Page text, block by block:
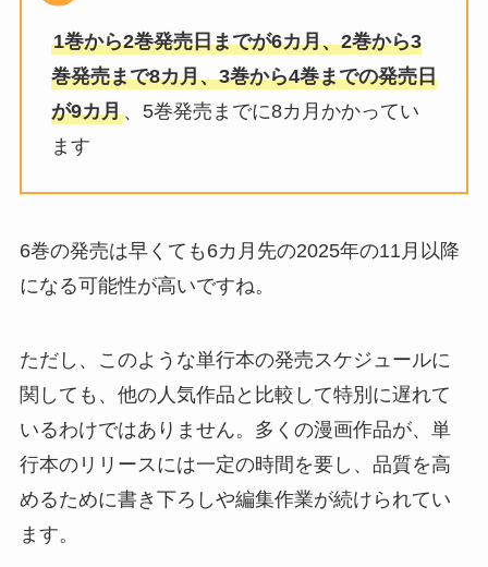
1巻から2巻発売日までが6カ月、2巻から3
巻発売まで8カ月、3巻から4巻までの発売日
が9カ月、5巻発売までに8カ月かかってい
ます
6巻の発売は早くても6カ月先の2025年の11月以降
になる可能性が高いですね。
ただし、このような単行本の発売スケジュールに
関しても、他の人気作品と比較して特別に遅れて
いるわけではありません。多くの漫画作品が、単
行本のリリースには一定の時間を要し、品質を高
めるために書き下ろしや編集作業が続けられてい
ます。